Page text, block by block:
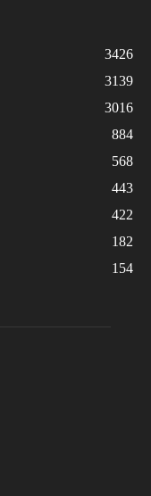
3426
3139
3016
884
568
443
422
182
154